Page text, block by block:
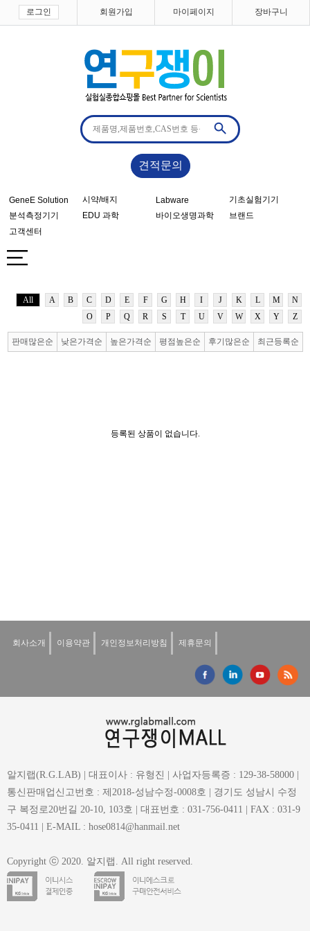
로그인 회원가입 마이페이지 장바구니
견적문의
GeneE Solution 시약/배지 Labware
기초실험기기
분석측정기기
EDU 과학 바이오생명과학
브랜드
고객센터
All A B C D E F G H I J K L M
N
O
P Q R S T U V W X Y Z
판매많은순 낮은가격순 높은가격순 평점높은순 후기많은순 최근등록순
등록된 상품이 없습니다.
회사소개 이용약관 개인정보처리방침 제휴문의
알지랩(R.G.LAB) | 대표이사 : 유형진 | 사업자등록증 : 129-38-58000 |
통신판매업신고번호 : 제2018-성남수정-0008호 | 경기도 성남시 수정
구 복정로20번길 20-10, 103호 | 대표번호 : 031-756-0411 | FAX : 031-9
35-0411 | E-MAIL : hose0814@hanmail.net
Copyright ⓒ 2020. 알지랩. All right reserved.